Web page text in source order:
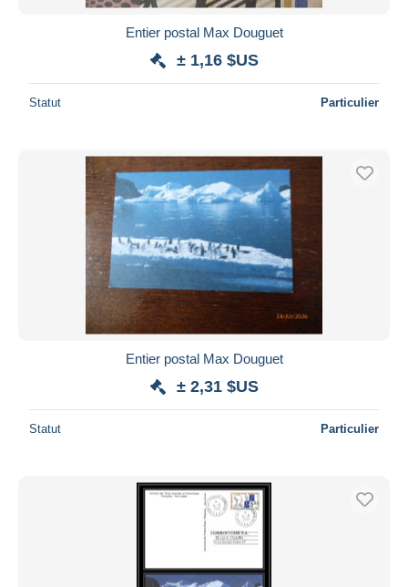
Entier postal Max Douguet
± 1,16 $US
Statut Particulier
Entier postal Max Douguet
± 2,31 $US
Statut Particulier